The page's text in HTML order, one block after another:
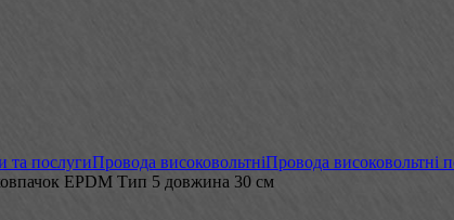
та послугиПровода високовольтніПровода високовольтні
EPDM Тип 5 довжина 30 см